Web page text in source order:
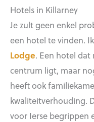
Hotels in Killarney
Je zult geen enkel
een hotel te vinden.
Lodge. Een hotel
centrum ligt, maar
heeft ook
kwaliteitverhouding.
voor Ierse begrippen